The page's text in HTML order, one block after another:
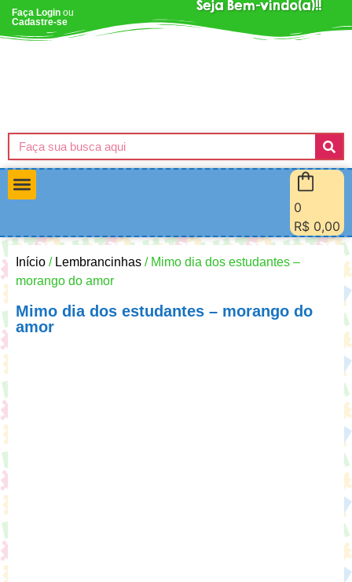
Faça Login ou
Cadastre-se
Seja Bem-vindo(a)!!
0
R$ 0,00
Início / Lembrancinhas / Mimo dia dos estudantes –
morango do amor
Mimo dia dos estudantes – morango do
amor